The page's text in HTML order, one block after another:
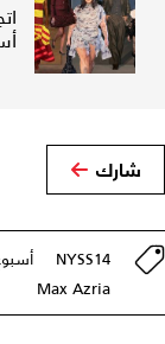
شارك
NYSS14
Max Azria